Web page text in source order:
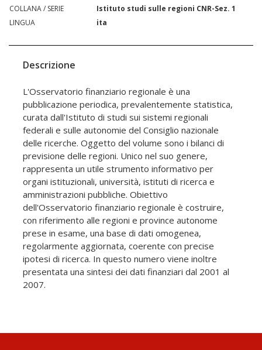
COLLANA / SERIE
Istituto studi sulle regioni CNR-Sez. 1
LINGUA
ita
Descrizione
L'Osservatorio finanziario regionale è una
pubblicazione periodica, prevalentemente statistica,
curata dall'Istituto di studi sui sistemi regionali
federali e sulle autonomie del Consiglio nazionale
delle ricerche. Oggetto del volume sono i bilanci di
previsione delle regioni. Unico nel suo genere,
rappresenta un utile strumento informativo per
organi istituzionali, università, istituti di ricerca e
amministrazioni pubbliche. Obiettivo
dell'Osservatorio finanziario regionale è costruire,
con riferimento alle regioni e province autonome
prese in esame, una base di dati omogenea,
regolarmente aggiornata, coerente con precise
ipotesi di ricerca. In questo numero viene inoltre
presentata una sintesi dei dati finanziari dal 2001 al
2007.